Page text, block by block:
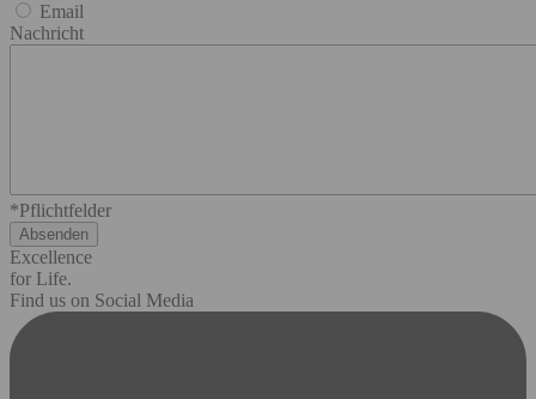
Email
Nachricht
*Pflichtfelder
Excellence
for Life.
Find us on Social Media